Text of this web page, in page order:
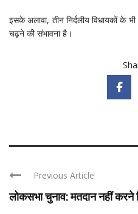
इसके अलावा, तीन निर्दलीय विधायकों के
चढ़ने की संभावना है।
Previous Article
लोकसभा चुनाव: मतदान नहीं करने